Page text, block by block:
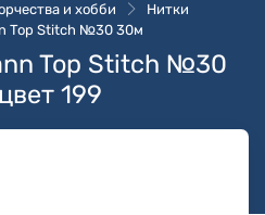
и хобби
Нитки
Top Stitch №30 30м
Top Stitch №30
199